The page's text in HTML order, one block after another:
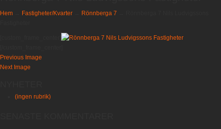
Hem Fastigheter/Kvarter Rönnberga 7
Previous Image
Next Image
(ingen rubrik)